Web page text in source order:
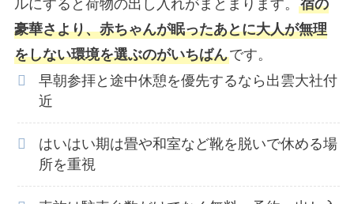
ルにすると荷物の出し入れがまとまります。 宿の
豪華さより、赤ちゃんが眠ったあとに大人が無理
をしない環境を選ぶのがいちばんです。
早朝参拝と途中休憩を優先するなら出雲大社付
近
はいはい期は畳や和室など靴を脱いで休める場
所を重視